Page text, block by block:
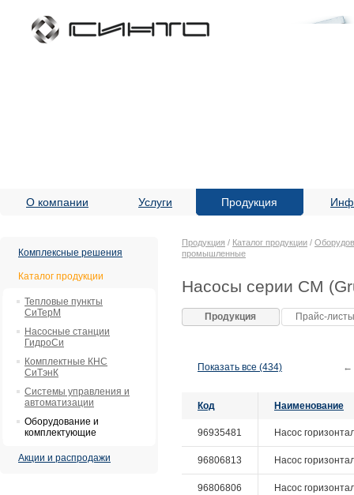
О компании Услуги Продукция
Комплексные решения
Каталог продукции
Тепловые пункты
СиТерМ
Насосные станции
ГидроСи
Комплектные КНС
СиТэнК
Системы управления и
автоматизации
Оборудование и
комплектующие
Акции и распродажи
Продукция / Каталог продукции /
промышленные
Насосы серии CM
Продукция Прайс-
Показать все (434) ←
Код Наименование
96935481 Насос
96806813 Насос
96806806 Насос